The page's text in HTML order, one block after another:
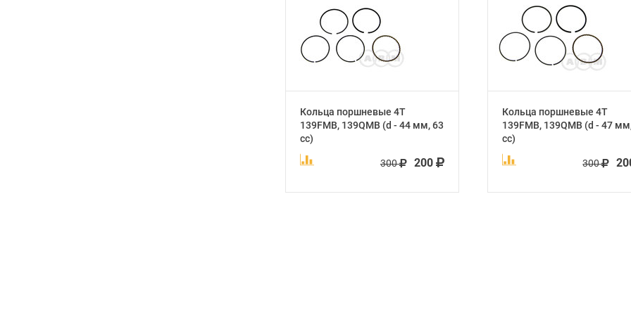
Кольца поршневые 4Т
139FMB, 139QMB (d - 44 мм, 63
cc)
300 200
Кольца поршневые 4Т
139FMB, 139QMB (d - 47
сс)
300